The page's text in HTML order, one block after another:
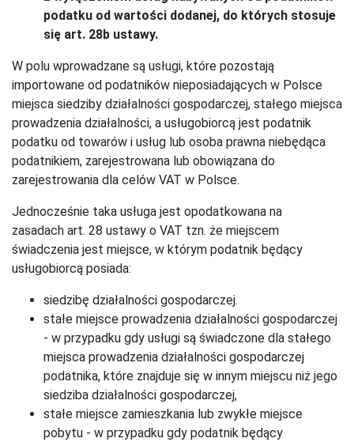
podatku od wartości dodanej, do których stosuje
się art. 28b ustawy.
W polu wprowadzane są usługi, które pozostają
importowane od podatników nieposiadających w Polsce
miejsca siedziby działalności gospodarczej, stałego miejsca
prowadzenia działalności, a usługobiorcą jest podatnik
podatku od towarów i usług lub osoba prawna niebędąca
podatnikiem, zarejestrowana lub obowiązana do
zarejestrowania dla celów VAT w Polsce.
Jednocześnie taka usługa jest opodatkowana na
zasadach art. 28 ustawy o VAT tzn. że miejscem
świadczenia jest miejsce, w którym podatnik będący
usługobiorcą posiada:
siedzibę działalności gospodarczej.
stałe miejsce prowadzenia działalności gospodarczej
- w przypadku gdy usługi są świadczone dla stałego
miejsca prowadzenia działalności gospodarczej
podatnika, które znajduje się w innym miejscu niż jego
siedziba działalności gospodarczej,
stałe miejsce zamieszkania lub zwykłe miejsce
pobytu - w przypadku gdy podatnik będący